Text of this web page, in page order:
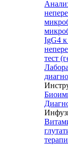
IgG4
тест